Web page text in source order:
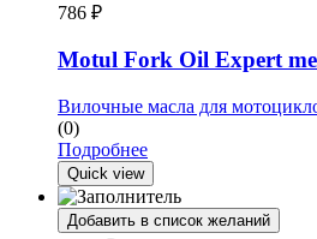
786 ₽
Motul Fork Oil Expert
Вилочные масла для
(0)
Подробнее
Quick view
Добавить в список желаний